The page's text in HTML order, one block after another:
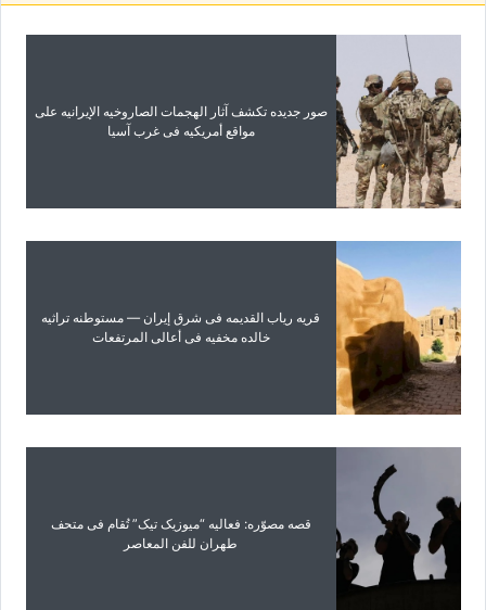
صور جدیده تکشف آثار الهجمات الصاروخیه الإیرانیه على
مواقع أمریکیه فی غرب آسیا
قریه ریاب القدیمه فی شرق إیران — مستوطنه تراثیه
خالده مخفیه فی أعالی المرتفعات
قصه مصوّره: فعالیه “میوزیک تیک” تُقام فی متحف
طهران للفن المعاصر